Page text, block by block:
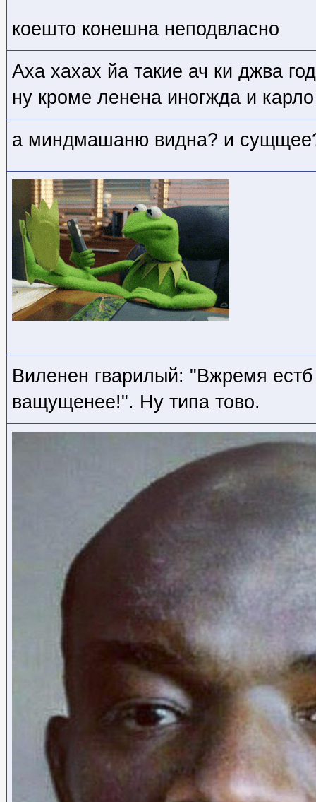
коешто конешна неподвласно
Аха хахах йа такие ач ки джва
ну кроме ленена иногжда и
а миндмашаню видна? и
Виленен гварилый: "Вжремя
ващущенее!". Ну типа тово.